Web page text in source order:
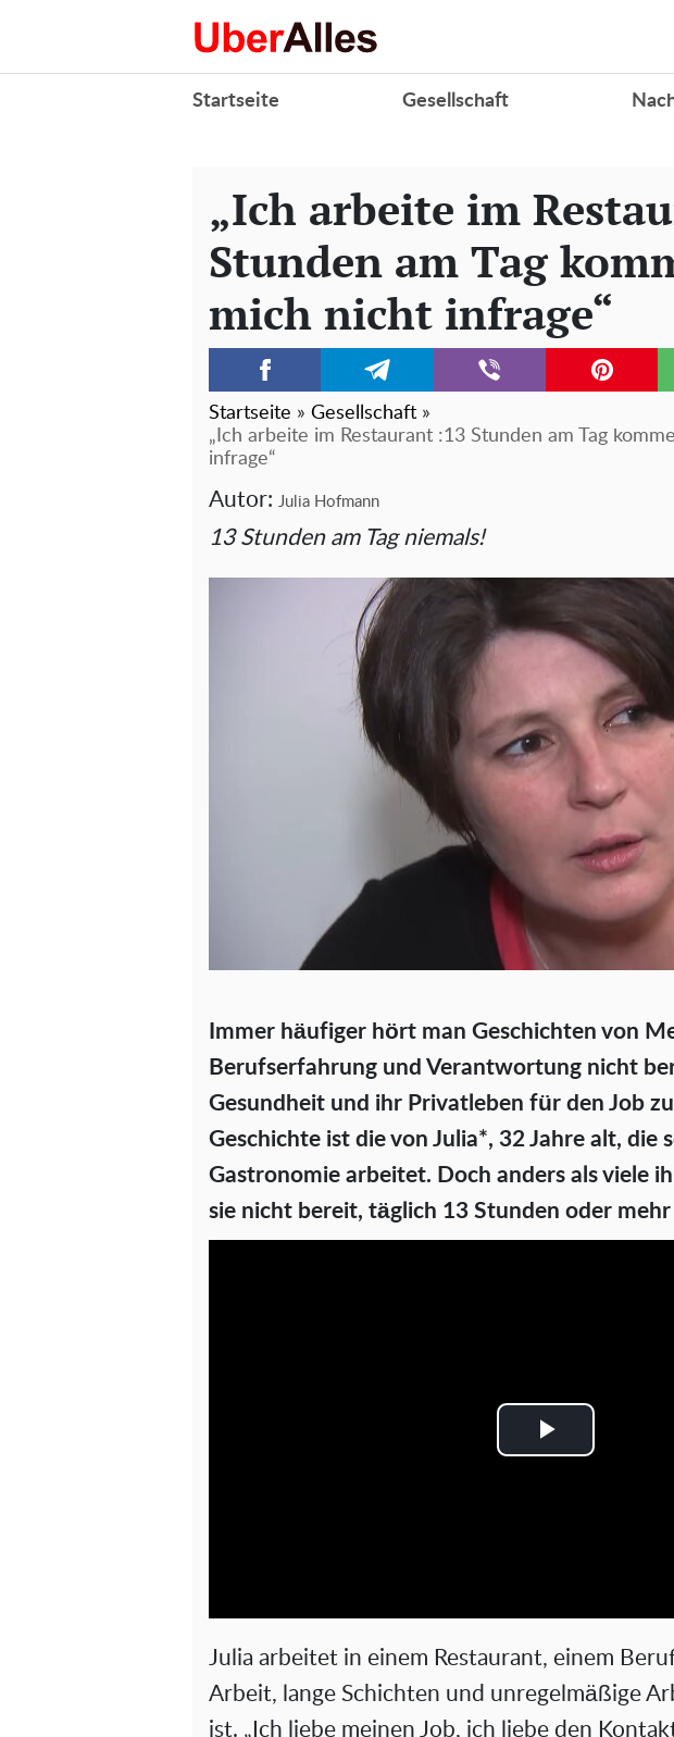
Startseite Gesellschaft
„Ich arbeite im
Stunden am Tag
mich nicht infrage“
Startseite » Gesellschaft »
„Ich arbeite im Restaurant :13 Stunden am Tag
infrage“
Autor: Julia Hofmann
13 Stunden am Tag niemals!
Immer häufiger hört man Geschichten von
Berufserfahrung und Verantwortung nicht
Gesundheit und ihr Privatleben für den Job
Geschichte ist die von Julia*, 32 Jahre alt, die
Gastronomie arbeitet. Doch anders als viele
sie nicht bereit, täglich 13 Stunden oder
P
V
i
Julia arbeitet in einem Restaurant, einem
Arbeit, lange Schichten und unregelmäßige
ist. „Ich liebe meinen Job, ich liebe den